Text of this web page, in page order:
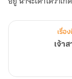
ของภีรณี เมื่อเตวิทย์
“ปลื้มครับ...” ชาย
ก้มมองจึงเห็นว่าตร
ร่างบางเดินเข้ามาห
เรื่อ
เจ้า